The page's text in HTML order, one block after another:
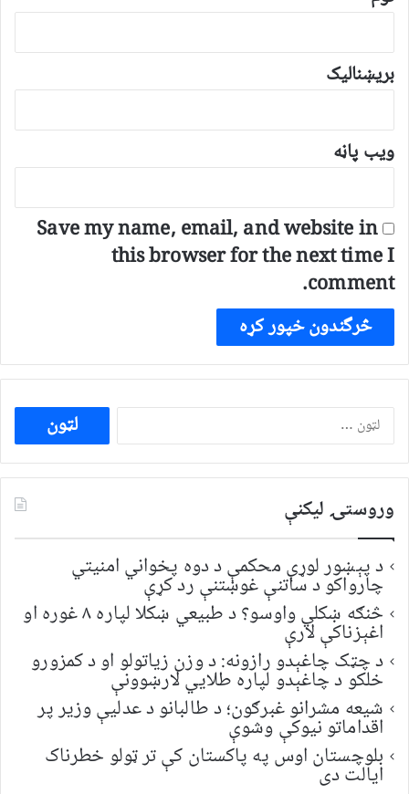
بریښنالیک
ویب پاڼه
Save my name, email, and website in
this browser for the next time I
comment.
ددی
لپاره
لټون:
وروستۍ ليکنې
د پېښور لوړې محکمې د دوه پخواني امنیتي
چارواکو د ساتنې غوښتنې رد کړې
څنګه ښکلي واوسو؟ د طبیعي ښکلا لپاره ۸ غوره او
اغېزناکې لارې
د چټک چاغېدو رازونه: د وزن زیاتولو او د کمزورو
خلکو د چاغېدو لپاره طلایي لارښوونې
شیعه مشرانو غبرګون؛ د طالبانو د عدلیې وزیر پر
اقداماتو نیوکې وشوې
بلوچستان اوس په پاکستان کې تر ټولو خطرناک
ایالت دی